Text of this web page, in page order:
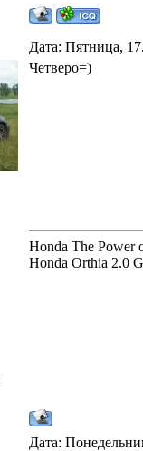
Дата: Пятница,
Четверо=)
Honda The Power
Honda Orthia 2.0
Дата: